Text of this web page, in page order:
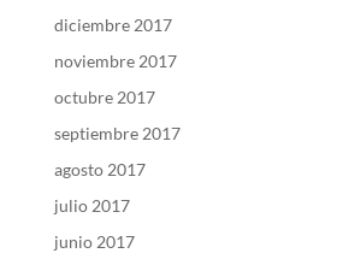
diciembre 2017
noviembre 2017
octubre 2017
septiembre 2017
agosto 2017
julio 2017
junio 2017